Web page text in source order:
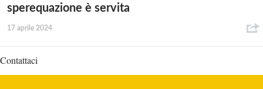
sperequazione è servita
17 aprile 2024
Contattaci